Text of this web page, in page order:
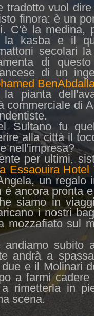
tradotto vuol dire
finora: è un
C'è la medina,
la kasba e il
secolari
di
di un
pianta
commerciale di
Sultano fu
alla città il
nell'impresa?
per ultimi,
Essaouira
un regalo
ancora pronta
siamo in
i nostri
mozzafiato sul
subito
andrà a
e il Molinari
a farmi
rimetterla in
scena.